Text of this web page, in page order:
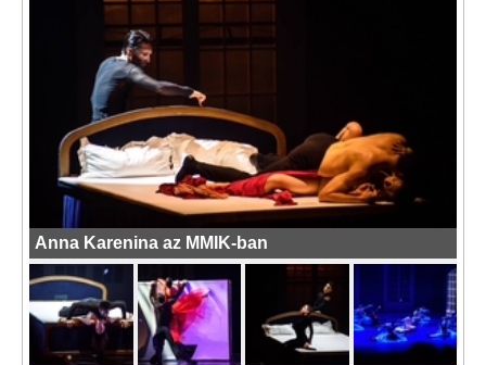
Anna Karenina az MMIK-ban